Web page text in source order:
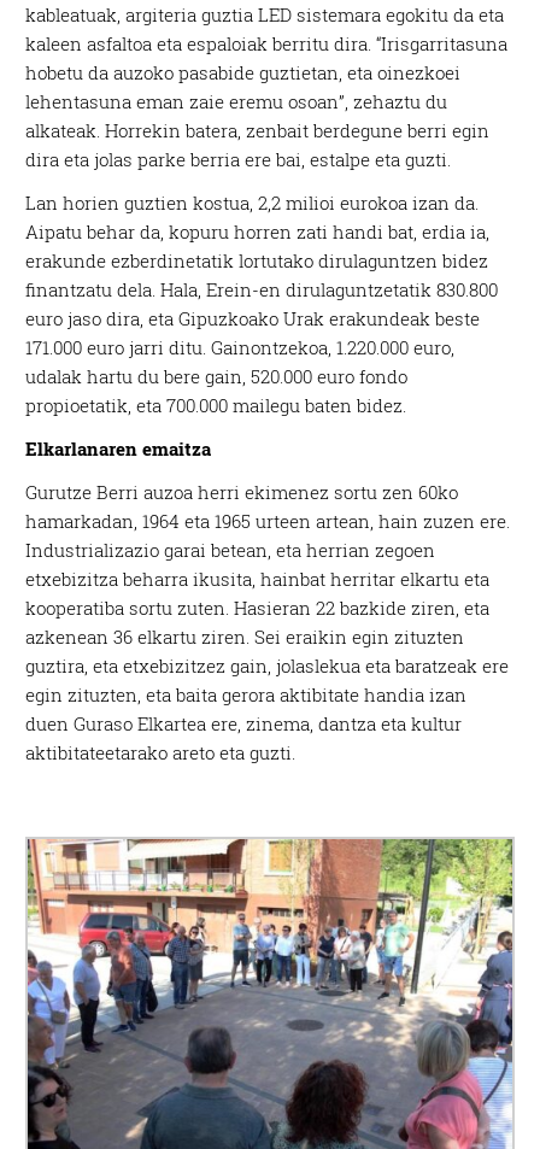
kableatuak, argiteria guztia LED sistemara egokitu da eta
kaleen asfaltoa eta espaloiak berritu dira. “Irisgarritasuna
hobetu da auzoko pasabide guztietan, eta oinezkoei
lehentasuna eman zaie eremu osoan”, zehaztu du
alkateak. Horrekin batera, zenbait berdegune berri egin
dira eta jolas parke berria ere bai, estalpe eta guzti.
Lan horien guztien kostua, 2,2 milioi eurokoa izan da.
Aipatu behar da, kopuru horren zati handi bat, erdia ia,
erakunde ezberdinetatik lortutako dirulaguntzen bidez
finantzatu dela. Hala, Erein-en dirulaguntzetatik 830.800
euro jaso dira, eta Gipuzkoako Urak erakundeak beste
171.000 euro jarri ditu. Gainontzekoa, 1.220.000 euro,
udalak hartu du bere gain, 520.000 euro fondo
propioetatik, eta 700.000 mailegu baten bidez.
Elkarlanaren emaitza
Gurutze Berri auzoa herri ekimenez sortu zen 60ko
hamarkadan, 1964 eta 1965 urteen artean, hain zuzen ere.
Industrializazio garai betean, eta herrian zegoen
etxebizitza beharra ikusita, hainbat herritar elkartu eta
kooperatiba sortu zuten. Hasieran 22 bazkide ziren, eta
azkenean 36 elkartu ziren. Sei eraikin egin zituzten
guztira, eta etxebizitzez gain, jolaslekua eta baratzeak ere
egin zituzten, eta baita gerora aktibitate handia izan
duen Guraso Elkartea ere, zinema, dantza eta kultur
aktibitateetarako areto eta guzti.